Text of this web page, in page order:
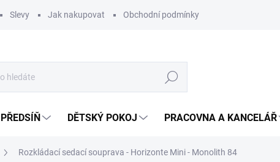
Slevy Jak nakupovat Obchodní podmínky Podmínky
Hledat
PŘEDSÍŇ DĚTSKÝ POKOJ PRACOVNA A KANCELÁŘ
Rozkládací sedací souprava - Horizonte Mini - Monolith 84